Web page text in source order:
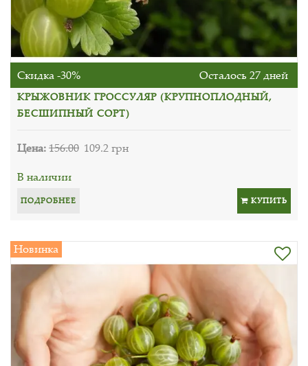
Скидка -30% Осталось 27 дней
КРЫЖОВНИК ГРОССУЛЯР (КРУПНОПЛОДНЫЙ,
БЕСШИПНЫЙ СОРТ)
Цена:156.00 109.2 грн
В наличии
ПОДРОБНЕЕ КУПИТЬ
Новинка